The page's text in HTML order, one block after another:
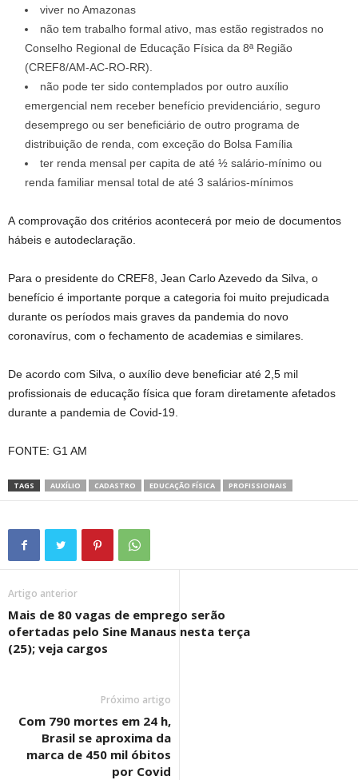
viver no Amazonas
não tem trabalho formal ativo, mas estão registrados no
Conselho Regional de Educação Física da 8ª Região
(CREF8/AM-AC-RO-RR).
não pode ter sido contemplados por outro auxílio
emergencial nem receber benefício previdenciário, seguro
desemprego ou ser beneficiário de outro programa de
distribuição de renda, com exceção do Bolsa Família
ter renda mensal per capita de até ½ salário-mínimo ou
renda familiar mensal total de até 3 salários-mínimos
A comprovação dos critérios acontecerá por meio de documentos
hábeis e autodeclaração.
Para o presidente do CREF8, Jean Carlo Azevedo da Silva, o
benefício é importante porque a categoria foi muito prejudicada
durante os períodos mais graves da pandemia do novo
coronavírus, com o fechamento de academias e similares.
De acordo com Silva, o auxílio deve beneficiar até 2,5 mil
profissionais de educação física que foram diretamente afetados
durante a pandemia de Covid-19.
FONTE: G1 AM
TAGS AUXÍLIO CADASTRO EDUCAÇÃO FÍSICA PROFISSIONAIS
Artigo anterior
Mais de 80 vagas de emprego serão
ofertadas pelo Sine Manaus nesta terça
(25); veja cargos
Próximo artigo
Com 790 mortes em 24 h,
Brasil se aproxima da
marca de 450 mil óbitos
por Covid